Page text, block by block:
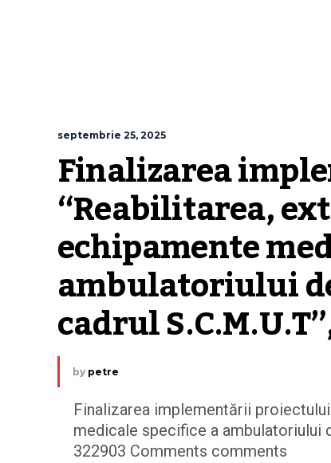
septembrie 25, 2025
Finalizarea
“Reabilitarea,
echipamente
ambulatoriului
cadrul
by petre
Finalizarea implementării
medicale specifice a ambulatoriului
322903 Comments comments